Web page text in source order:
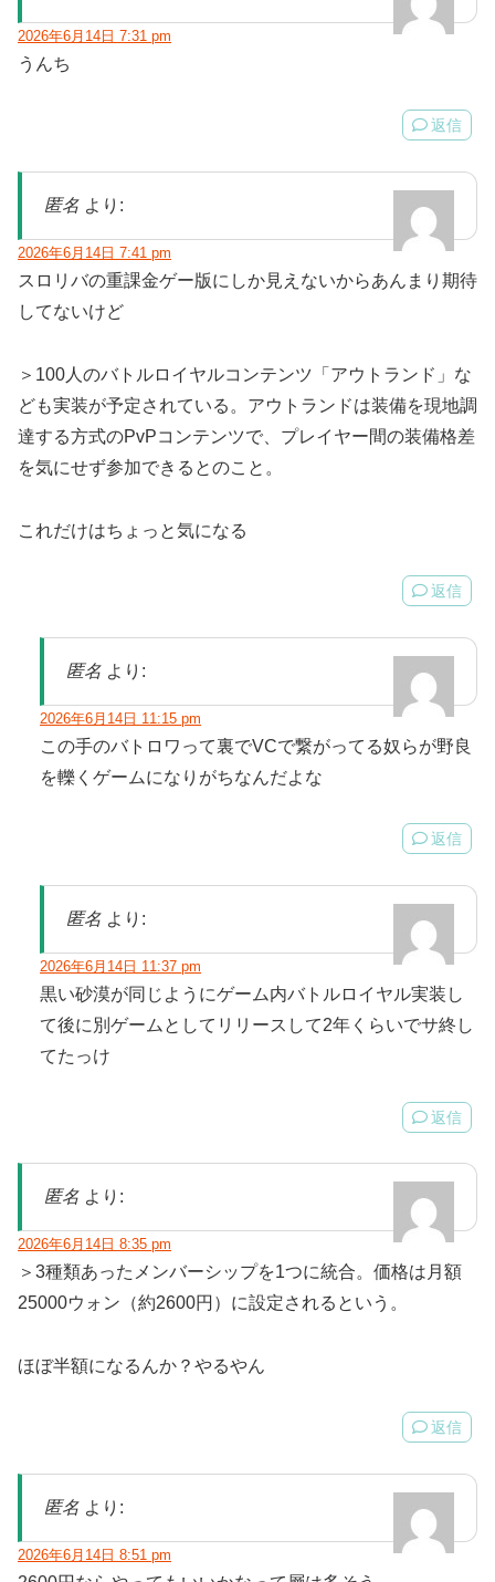
2026年6月14日 7:31 pm
うんち
返信
匿名 より:
2026年6月14日 7:41 pm
スロリバの重課金ゲー版にしか見えないからあんまり期待
してないけど
＞100人のバトルロイヤルコンテンツ「アウトランド」な
ども実装が予定されている。アウトランドは装備を現地調
達する方式のPvPコンテンツで、プレイヤー間の装備格差
を気にせず参加できるとのこと。
これだけはちょっと気になる
返信
匿名 より:
2026年6月14日 11:15 pm
この手のバトロワって裏でVCで繋がってる奴らが野良
を轢くゲームになりがちなんだよな
返信
匿名 より:
2026年6月14日 11:37 pm
黒い砂漠が同じようにゲーム内バトルロイヤル実装し
て後に別ゲームとしてリリースして2年くらいでサ終し
てたっけ
返信
匿名 より:
2026年6月14日 8:35 pm
＞3種類あったメンバーシップを1つに統合。価格は月額
25000ウォン（約2600円）に設定されるという。
ほぼ半額になるんか？やるやん
返信
匿名 より:
2026年6月14日 8:51 pm